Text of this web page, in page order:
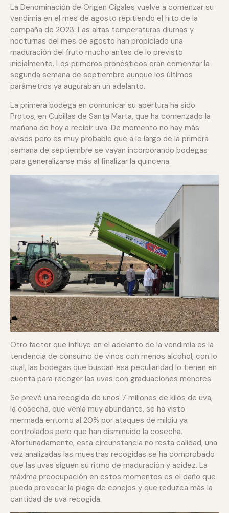
La Denominación de Origen Cigales vuelve a comenzar su
vendimia en el mes de agosto repitiendo el hito de la
campaña de 2023. Las altas temperaturas diurnas y
nocturnas del mes de agosto han propiciado una
maduración del fruto mucho antes de lo previsto
inicialmente. Los primeros pronósticos eran comenzar la
segunda semana de septiembre aunque los últimos
parámetros ya auguraban un adelanto.
La primera bodega en comunicar su apertura ha sido
Protos, en Cubillas de Santa Marta, que ha comenzado la
mañana de hoy a recibir uva. De momento no hay más
avisos pero es muy probable que a lo largo de la primera
semana de septiembre se vayan incorporando bodegas
para generalizarse más al finalizar la quincena.
Otro factor que influye en el adelanto de la vendimia es la
tendencia de consumo de vinos con menos alcohol, con lo
cual, las bodegas que buscan esa peculiaridad lo tienen en
cuenta para recoger las uvas con graduaciones menores.
Se prevé una recogida de unos 7 millones de kilos de uva,
la cosecha, que venía muy abundante, se ha visto
mermada entorno al 20% por ataques de mildiu ya
controlados pero que han disminuido la cosecha.
Afortunadamente, esta circunstancia no resta calidad, una
vez analizadas las muestras recogidas se ha comprobado
que las uvas siguen su ritmo de maduración y acidez. La
máxima preocupación en estos momentos es el daño que
pueda provocar la plaga de conejos y que reduzca más la
cantidad de uva recogida.